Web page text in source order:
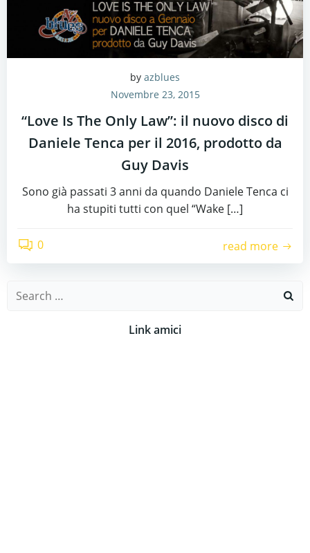
by azblues
Novembre 23, 2015
“Love Is The Only Law”: il nuovo disco di
Daniele Tenca per il 2016, prodotto da
Guy Davis
Sono già passati 3 anni da quando Daniele Tenca ci
ha stupiti tutti con quel “Wake […]
0 read more
Search
Link amici